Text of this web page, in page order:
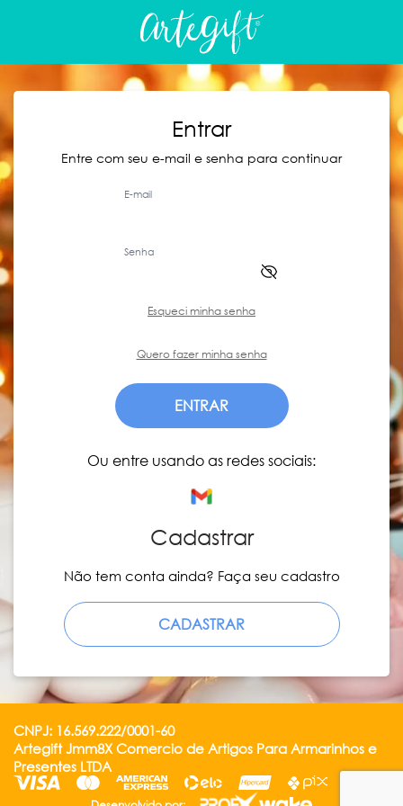
Entrar
Entre com seu e-mail e senha para continuar
E-mail
Senha
Esqueci minha senha
Quero fazer minha senha
ENTRAR
Ou entre usando as redes sociais:
Cadastrar
Não tem conta ainda? Faça seu cadastro
CADASTRAR
CNPJ: 16.569.222/0001-60
Artegift Jmm8X Comercio de Artigos Para Armarinhos e
Presentes LTDA